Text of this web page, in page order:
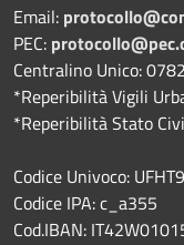
Email:
PEC:
Centralino Unico:
*Reperibilità Vigili
*Reperibilità Stato
Codice Univoco:
Codice IPA: c_a355
Cod.IBAN: